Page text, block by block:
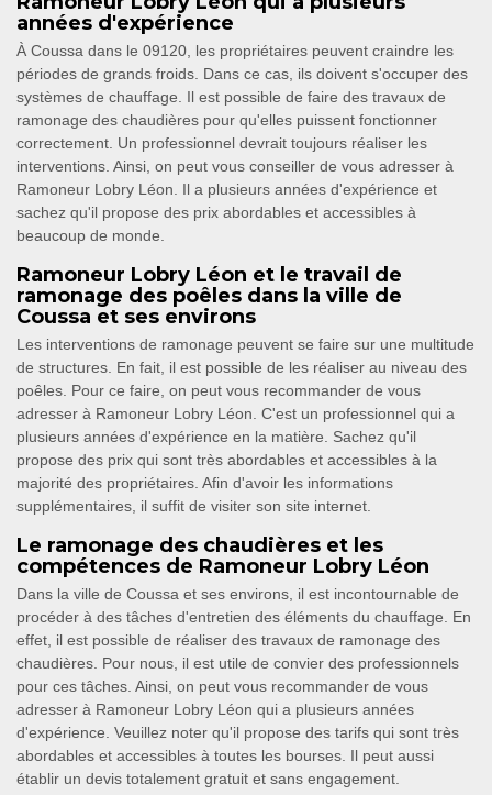
années d'expérience
À Coussa dans le 09120, les propriétaires peuvent craindre les
périodes de grands froids. Dans ce cas, ils doivent s'occuper des
systèmes de chauffage. Il est possible de faire des travaux de
ramonage des chaudières pour qu'elles puissent fonctionner
correctement. Un professionnel devrait toujours réaliser les
interventions. Ainsi, on peut vous conseiller de vous adresser à
Ramoneur Lobry Léon. Il a plusieurs années d'expérience et
sachez qu'il propose des prix abordables et accessibles à
beaucoup de monde.
Ramoneur Lobry Léon et le travail de
ramonage des poêles dans la ville de
Coussa et ses environs
Les interventions de ramonage peuvent se faire sur une multitude
de structures. En fait, il est possible de les réaliser au niveau des
poêles. Pour ce faire, on peut vous recommander de vous
adresser à Ramoneur Lobry Léon. C'est un professionnel qui a
plusieurs années d'expérience en la matière. Sachez qu'il
propose des prix qui sont très abordables et accessibles à la
majorité des propriétaires. Afin d'avoir les informations
supplémentaires, il suffit de visiter son site internet.
Le ramonage des chaudières et les
compétences de Ramoneur Lobry Léon
Dans la ville de Coussa et ses environs, il est incontournable de
procéder à des tâches d'entretien des éléments du chauffage. En
effet, il est possible de réaliser des travaux de ramonage des
chaudières. Pour nous, il est utile de convier des professionnels
pour ces tâches. Ainsi, on peut vous recommander de vous
adresser à Ramoneur Lobry Léon qui a plusieurs années
d'expérience. Veuillez noter qu'il propose des tarifs qui sont très
abordables et accessibles à toutes les bourses. Il peut aussi
établir un devis totalement gratuit et sans engagement.